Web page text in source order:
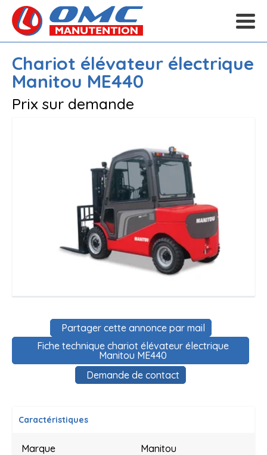
Chariot élévateur électrique
Manitou ME440
Prix sur demande
Demande de contact
Partager cette annonce par mail
Fiche technique chariot élévateur électrique
Manitou ME440
Caractéristiques
Marque Manitou